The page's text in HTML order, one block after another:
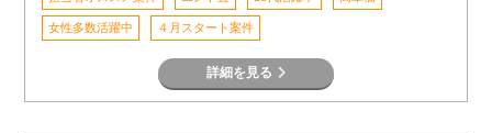
女性多数活躍中 ４月スタート案件
詳細を見る